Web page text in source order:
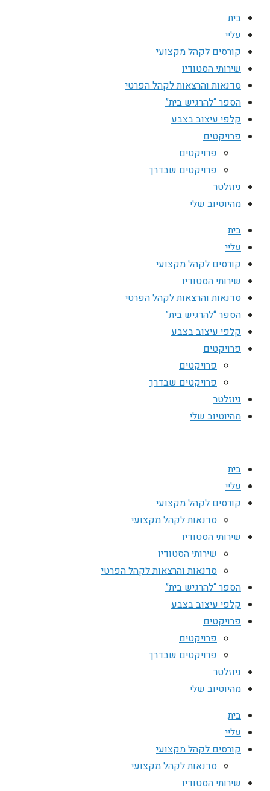
בית
עליי
קורסים לקהל מקצועי
שירותי הסטודיו
סדנאות והרצאות לקהל הפרטי
הספר “להרגיש בית”
קלפי עיצוב בצבע
פרויקטים
פרויקטים
פרויקטים שבדרך
ניוזלטר
מהיוטיוב שלי
בית
עליי
קורסים לקהל מקצועי
שירותי הסטודיו
סדנאות והרצאות לקהל הפרטי
הספר “להרגיש בית”
קלפי עיצוב בצבע
פרויקטים
פרויקטים
פרויקטים שבדרך
ניוזלטר
מהיוטיוב שלי
בית
עליי
קורסים לקהל מקצועי
סדנאות לקהל מקצועי
שירותי הסטודיו
שירותי הסטודיו
סדנאות והרצאות לקהל הפרטי
הספר “להרגיש בית”
קלפי עיצוב בצבע
פרויקטים
פרויקטים
פרויקטים שבדרך
ניוזלטר
מהיוטיוב שלי
בית
עליי
קורסים לקהל מקצועי
סדנאות לקהל מקצועי
שירותי הסטודיו